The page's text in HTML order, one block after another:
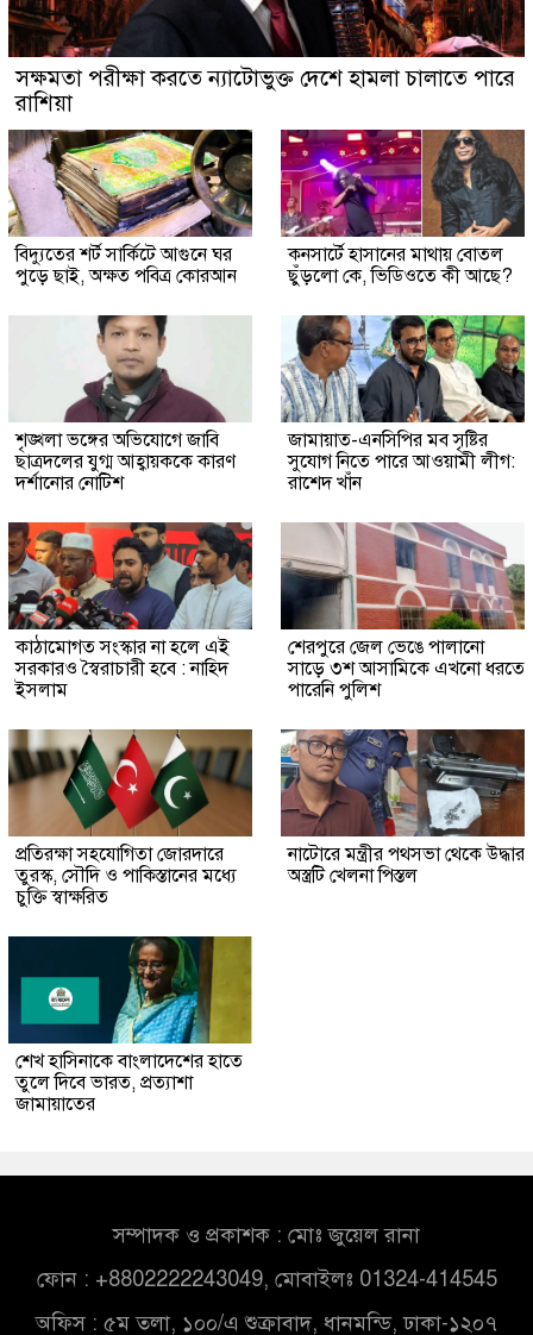
সক্ষমতা পরীক্ষা করতে ন্যাটোভুক্ত দেশে হামলা চালাতে পারে
রাশিয়া
বিদ্যুতের শর্ট সার্কিটে আগুনে ঘর
পুড়ে ছাই, অক্ষত পবিত্র কোরআন
কনসার্টে হাসানের মাথায় বোতল
ছুঁড়লো কে, ভিডিওতে কী আছে?
শৃঙ্খলা ভঙ্গের অভিযোগে জাবি
ছাত্রদলের যুগ্ম আহ্বায়ককে কারণ
দর্শানোর নোটিশ
জামায়াত-এনসিপির মব সৃষ্টির
সুযোগ নিতে পারে আওয়ামী লীগ:
রাশেদ খাঁন
কাঠামোগত সংস্কার না হলে এই
সরকারও স্বৈরাচারী হবে : নাহিদ
ইসলাম
শেরপুরে জেল ভেঙে পালানো
সাড়ে ৩শ আসামিকে এখনো ধরতে
পারেনি পুলিশ
প্রতিরক্ষা সহযোগিতা জোরদারে
তুরস্ক, সৌদি ও পাকিস্তানের মধ্যে
চুক্তি স্বাক্ষরিত
নাটোরে মন্ত্রীর পথসভা থেকে উদ্ধার
অস্ত্রটি খেলনা পিস্তল
শেখ হাসিনাকে বাংলাদেশের হাতে
তুলে দিবে ভারত, প্রত্যাশা
জামায়াতের
সম্পাদক ও প্রকাশক : মোঃ জুয়েল রানা
ফোন : +8802222243049, মোবাইলঃ 01324-414545
অফিস : ৫ম তলা, ১০০/এ শুক্রাবাদ, ধানমন্ডি, ঢাকা-১২০৭